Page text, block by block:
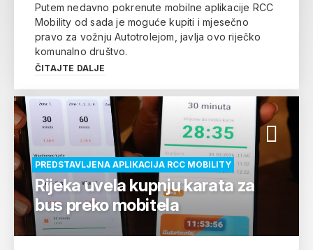
Putem nedavno pokrenute mobilne aplikacije RCC
Mobility od sada je moguće kupiti i mjesečno
pravo za vožnju Autotrolejom, javlja ovo riječko
komunalno društvo.
ČITAJTE DALJE
PREDSTAVLJENA APLIKACIJA RCC MOBILITY
Rijeka uvela kupnju karata za
bus preko mobitela